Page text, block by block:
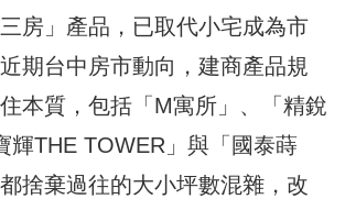
房」產品，已取代小宅成為市
期台中房市動向，建商產品規
本質，包括「M寓所」、「精銳
輝THE TOWER」與「國泰蒔
捨棄過往的大小坪數混雜，改